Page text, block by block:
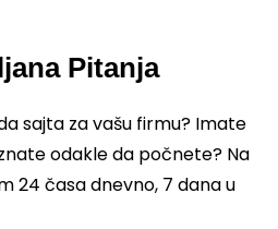
Pitanja
sajta za vašu firmu? Imate
odakle da počnete? Na
24 časa dnevno, 7 dana u